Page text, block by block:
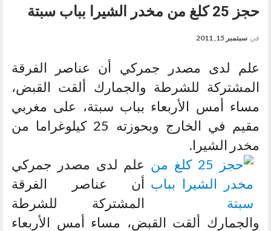
حجز 25 كلغ من مخدر الشيرا بباب سبتة
في سبتمبر 15, 2011
علم لدى مصدر جمركي أن عناصر الفرقة
المشتركة للشرطة والجمارك ألقت القبض،
مساء أمس الأربعاء بباب سبتة، على مغربي
مقيم في الخارج وبحوزته 25 كيلوغراما من
مخدر الشيرا.
علم لدى مصدر جمركي
أن عناصر الفرقة
المشتركة للشرطة
والجمارك ألقت القبض، مساء أمس الأربعاء